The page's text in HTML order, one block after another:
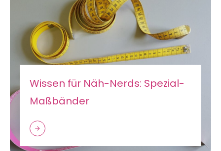
Wissen für Näh-Nerds: Spezial-
Maßbänder